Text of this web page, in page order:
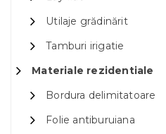
Utilaje grădinărit
Tamburi irigatie
Materiale rezidentiale
Bordura delimitatoare
Folie antiburuiana